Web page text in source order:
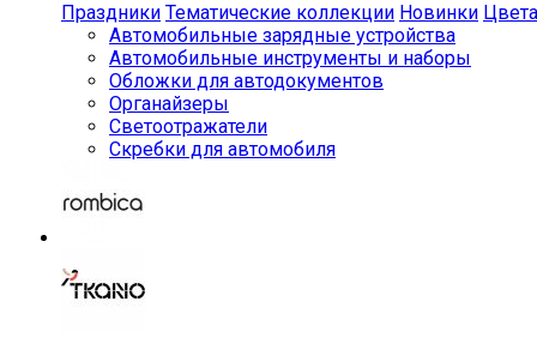
Праздники Тематические коллекции Новинки Цвета
Автомобильные зарядные устройства
Автомобильные инструменты и наборы
Обложки для автодокументов
Органайзеры
Светоотражатели
Скребки для автомобиля